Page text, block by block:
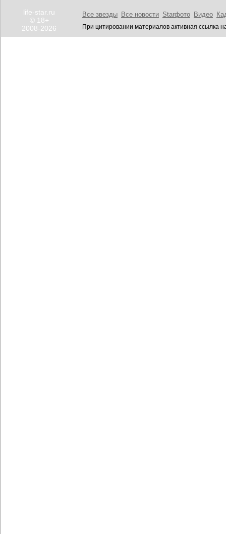
life-star.ru
© 18+
2008-2026
Все звезды Все новости Starфото Видео
При цитировании материалов активная ссылка